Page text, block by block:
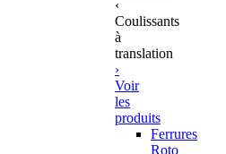
‹
Coulissants
à
translation
›
Voir
les
produits
Ferrures
Roto